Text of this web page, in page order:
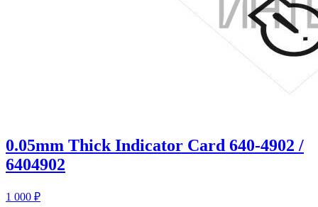
0.05mm Thick Indicator Card 640-4902 /
6404902
1 000 ₽